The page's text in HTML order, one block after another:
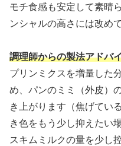
モチ食感も安定して素晴
ンシャルの高さには改め
調理師からの製法アドバ
プリンミクスを増量した
め、パンのミミ（外皮）
き上がります（焦げてい
き色をもう少し抑えたい
スキムミルクの量を少し